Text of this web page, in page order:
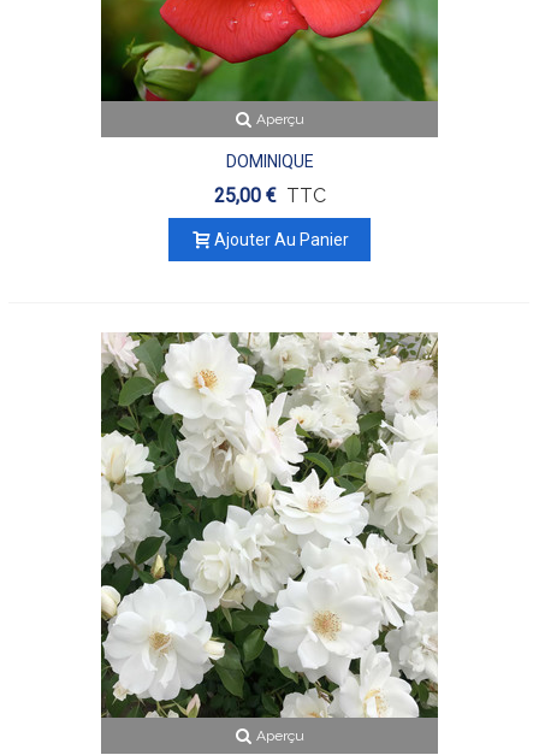
Aperçu
DOMINIQUE
25,00 € TTC
Ajouter Au Panier
Aperçu